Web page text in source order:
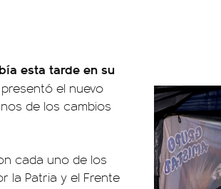
esta tarde en su
el nuevo
de los cambios
cada uno de los
la Patria y el Frente